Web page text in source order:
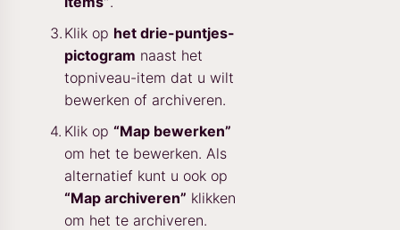
Klik op het drie-puntjes-
pictogram naast het
topniveau-item dat u wilt
bewerken of archiveren.
Klik op “Map bewerken”
om het te bewerken. Als
alternatief kunt u ook op
“Map archiveren” klikken
om het te archiveren.